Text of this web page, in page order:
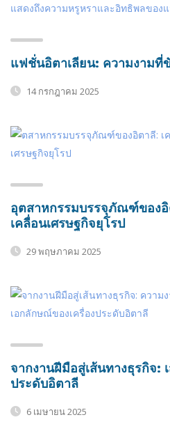
แฟชั่นอิตาเลียน: ความงามที่
14 กรกฎาคม 2025
อุตสาหกรรมบรรจุภัณฑ์ของ
เคลื่อนเศรษฐกิจยุโรป
29 พฤษภาคม 2025
จากงานฝีมือสู่เส้นทางธุรกิจ:
ประดับอิตาลี
6 เมษายน 2025